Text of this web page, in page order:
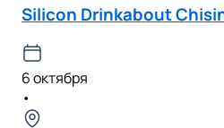
Silicon Drinkabout
6 октября
•